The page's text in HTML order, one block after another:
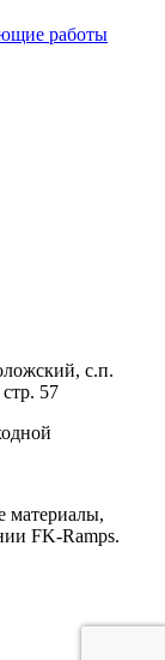
работы
с.п.
57
FK-Ramps.